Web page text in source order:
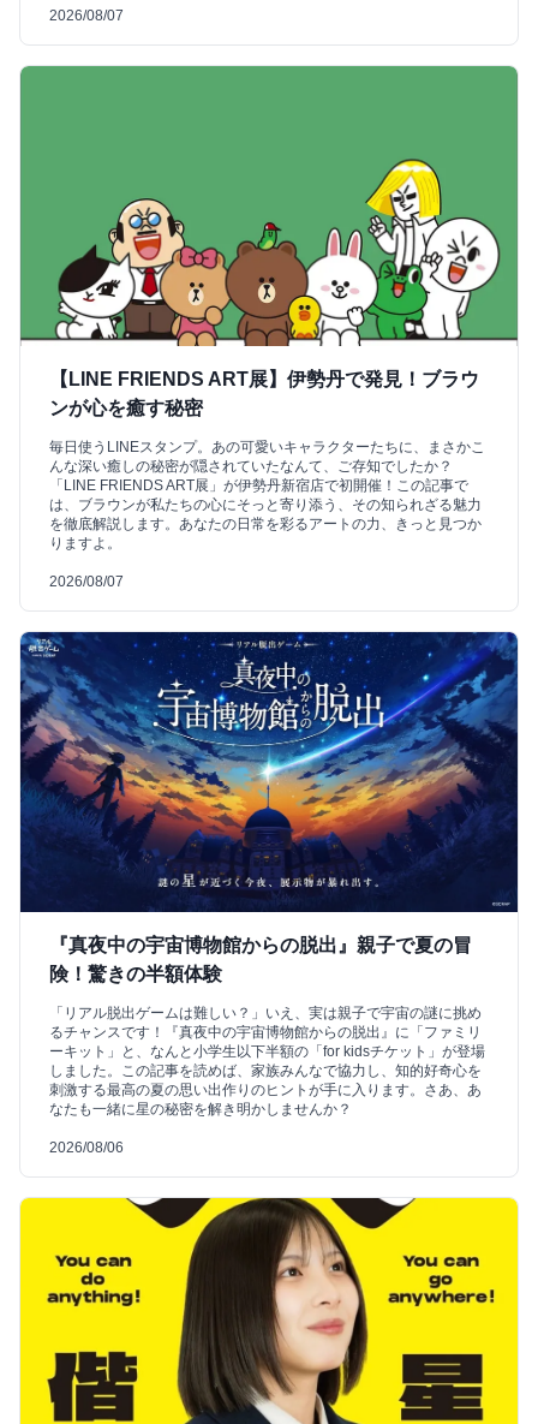
2026/08/07
【LINE FRIENDS ART展】伊勢丹で発見！ブラウ
ンが心を癒す秘密
毎日使うLINEスタンプ。あの可愛いキャラクターたちに、まさかこ
んな深い癒しの秘密が隠されていたなんて、ご存知でしたか？
「LINE FRIENDS ART展」が伊勢丹新宿店で初開催！この記事で
は、ブラウンが私たちの心にそっと寄り添う、その知られざる魅力
を徹底解説します。あなたの日常を彩るアートの力、きっと見つか
りますよ。
2026/08/07
『真夜中の宇宙博物館からの脱出』親子で夏の冒
険！驚きの半額体験
「リアル脱出ゲームは難しい？」いえ、実は親子で宇宙の謎に挑め
るチャンスです！『真夜中の宇宙博物館からの脱出』に「ファミリ
ーキット」と、なんと小学生以下半額の「for kidsチケット」が登場
しました。この記事を読めば、家族みんなで協力し、知的好奇心を
刺激する最高の夏の思い出作りのヒントが手に入ります。さあ、あ
なたも一緒に星の秘密を解き明かしませんか？
2026/08/06